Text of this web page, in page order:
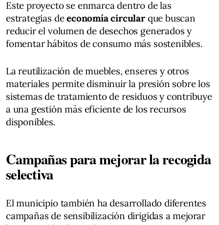
Este proyecto se enmarca dentro de las
estrategias deeconomía circularque buscan
reducir el volumen de desechos generados y
fomentar hábitos de consumo más sostenibles.
La reutilización de muebles, enseres y otros
materiales permite disminuir la presión sobre los
sistemas de tratamiento de residuos y contribuye
a una gestión más eficiente de los recursos
disponibles.
Campañas para mejorar la recogida
selectiva
El municipio también ha desarrollado diferentes
campañas de sensibilización dirigidas a mejorar